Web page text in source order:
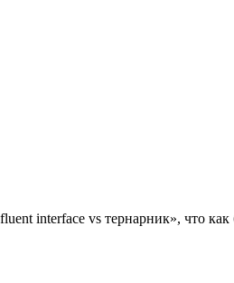
interface vs тернарник», что